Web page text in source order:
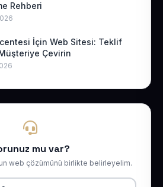
Rehberi
İçin Web Sitesi: Teklif
Çevirin
mu var?
web çözümünü birlikte belirleyelim.